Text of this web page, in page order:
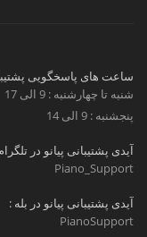
ساعت های پاسخگویی
شنبه تا چهارشنبه : 9 الی 17
پنجشنبه : 9 الی 14
آیدی پشتیبانی پیانو در
Piano_Support
آیدی پشتیبانی پیانو در بله :
PianoSupport